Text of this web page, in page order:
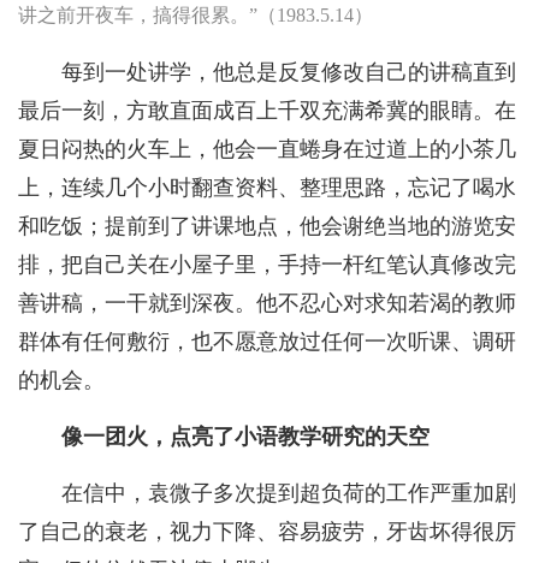
讲之前开夜车，搞得很累。”（1983.5.14）
每到一处讲学，他总是反复修改自己的讲稿直到
最后一刻，方敢直面成百上千双充满希冀的眼睛。在
夏日闷热的火车上，他会一直蜷身在过道上的小茶几
上，连续几个小时翻查资料、整理思路，忘记了喝水
和吃饭；提前到了讲课地点，他会谢绝当地的游览安
排，把自己关在小屋子里，手持一杆红笔认真修改完
善讲稿，一干就到深夜。他不忍心对求知若渴的教师
群体有任何敷衍，也不愿意放过任何一次听课、调研
的机会。
像一团火，点亮了小语教学研究的天空
在信中，袁微子多次提到超负荷的工作严重加剧
了自己的衰老，视力下降、容易疲劳，牙齿坏得很厉